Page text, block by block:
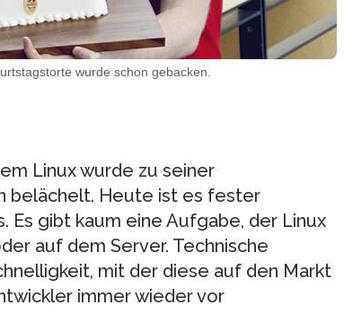
wurde schon gebacken.
Linux wurde zu seiner
belächelt. Heute ist es fester
Es gibt kaum eine Aufgabe, der Linux
auf dem Server. Technische
mit der diese auf den Markt
immer wieder vor